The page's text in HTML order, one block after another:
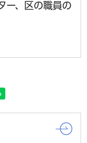
ー、区の職員の